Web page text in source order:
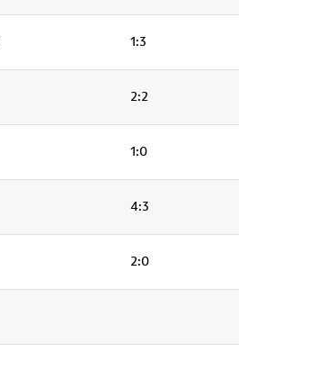
1:3
2:2
1:0
4:3
2:0